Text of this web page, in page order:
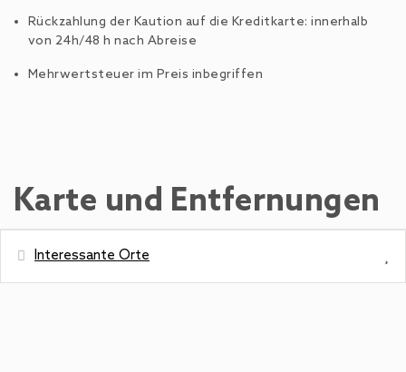
Rückzahlung der Kaution auf die Kreditkarte: innerhalb
von 24h/48 h nach Abreise
Mehrwertsteuer im Preis inbegriffen
Karte und Entfernungen
Interessante Orte